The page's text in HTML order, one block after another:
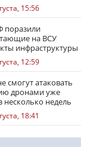
15:56
поразили
на ВСУ
инфраструктуры
логистики
12:59
смогут атаковать
дронами уже
несколько недель
18:41